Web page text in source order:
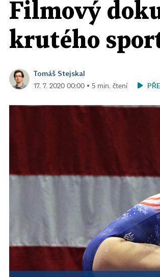
Filmový
krutého
Tomáš Stejskal
17. 7. 2020 00:00 ▪ 5 min. čtení